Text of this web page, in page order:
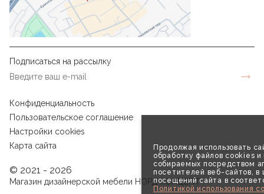
Продолжая использовать
обработку файлов cookies и
собираемых посредством
посетителей веб-сайтов, в
посещений сайта в
Политикой использования
Подписаться на рассылку
Конфиденциальность
Пользовательское соглашение
Настройки cookies
Карта сайта
© 2021 - 2026
Магазин дизайнерской мебели НОРД КОНЦЕПТ